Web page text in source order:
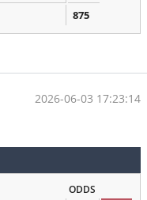
875
2026-06-03 17:23:14
ODDS